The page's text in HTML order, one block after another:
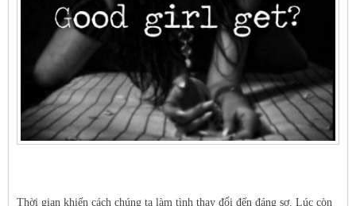
Thời gian khiến cách chúng ta làm tình thay đổi đến đáng sợ. Lúc còn